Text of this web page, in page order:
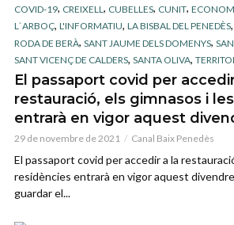
COVID-19, CREIXELL , CUBELLES, CUNIT,
L`ARBOÇ, L'INFORMATIU, LA BISBAL DEL PENEDÈS,
RODA DE BERÀ, SANT JAUME DELS DOMENYS,
SANT VICENÇ DE CALDERS, SANTA OLIVA,
El passaport covid per
restauració, els gimnasos i
entrarà en vigor aquest
29 de novembre de 2021 Canal Baix Penedès
El passaport covid per accedir a la
residències entrarà en vigor aquest
guardar el...